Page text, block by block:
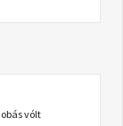
vólt